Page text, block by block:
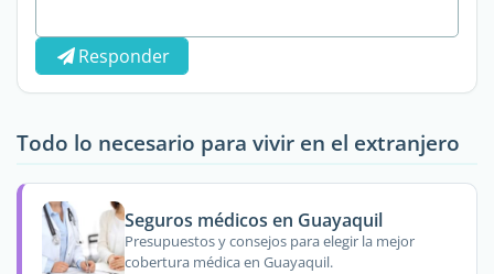
Responder
Todo lo necesario para vivir en el extranjero
Seguros médicos en Guayaquil
Presupuestos y consejos para elegir la mejor
cobertura médica en Guayaquil.